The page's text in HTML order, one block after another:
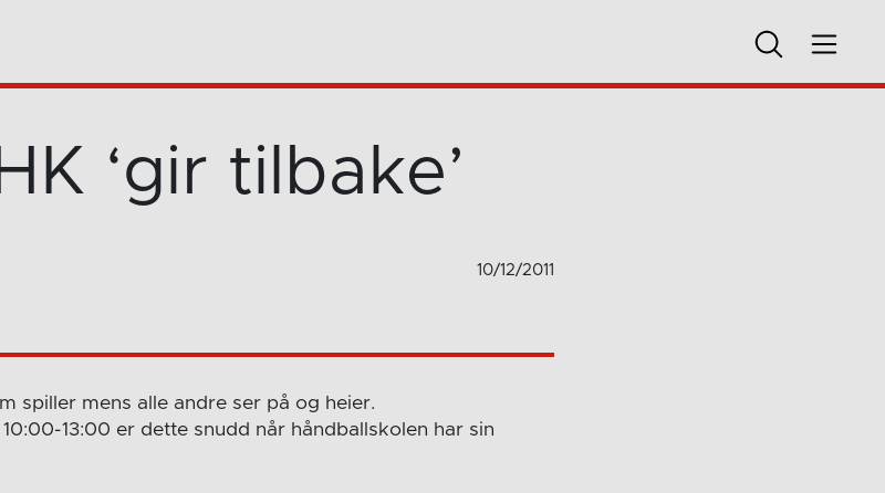
‘gir tilbake’
10/12/2011
spiller mens alle andre ser på og heier.
13:00 er dette snudd når håndballskolen har sin